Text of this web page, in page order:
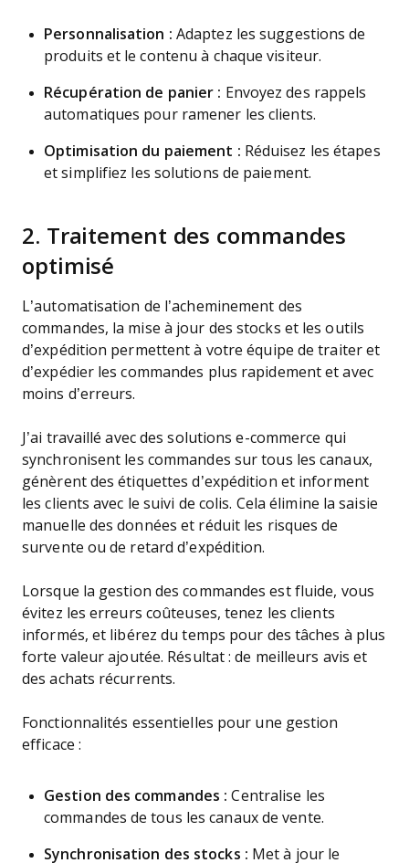
Personnalisation : Adaptez les suggestions de
produits et le contenu à chaque visiteur.
Récupération de panier : Envoyez des rappels
automatiques pour ramener les clients.
Optimisation du paiement : Réduisez les étapes
et simplifiez les solutions de paiement.
2. Traitement des commandes
optimisé
L’automatisation de l’acheminement des
commandes, la mise à jour des stocks et les outils
d’expédition permettent à votre équipe de traiter et
d’expédier les commandes plus rapidement et avec
moins d’erreurs.
J’ai travaillé avec des solutions e-commerce qui
synchronisent les commandes sur tous les canaux,
génèrent des étiquettes d’expédition et informent
les clients avec le suivi de colis. Cela élimine la saisie
manuelle des données et réduit les risques de
survente ou de retard d’expédition.
Lorsque la gestion des commandes est fluide, vous
évitez les erreurs coûteuses, tenez les clients
informés, et libérez du temps pour des tâches à plus
forte valeur ajoutée. Résultat : de meilleurs avis et
des achats récurrents.
Fonctionnalités essentielles pour une gestion
efficace :
Gestion des commandes : Centralise les
commandes de tous les canaux de vente.
Synchronisation des stocks : Met à jour le